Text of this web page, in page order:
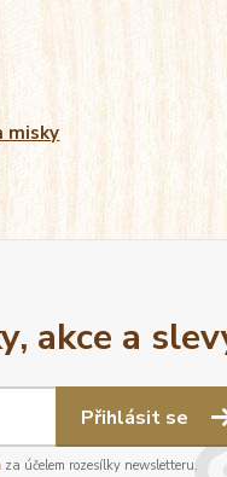
misky
akce a
Přihlásit se
za účelem rozesílky newsletteru.